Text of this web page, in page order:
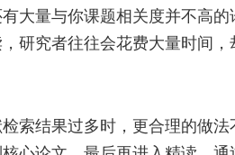
大量与你课题相关度并不高
研究者往往会花费大量时间
索结果过多时，更合理的做